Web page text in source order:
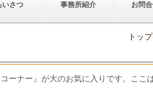
いさつ 事務所紹介 お問
トッ
ーナー』が大のお気に入りです。ここ